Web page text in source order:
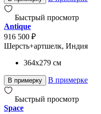
Быстрый просмотр
Antique
916 500 ₽
Шерсть+артшелк, Индия
364x279 см
В примерку В примерке
Быстрый просмотр
Space